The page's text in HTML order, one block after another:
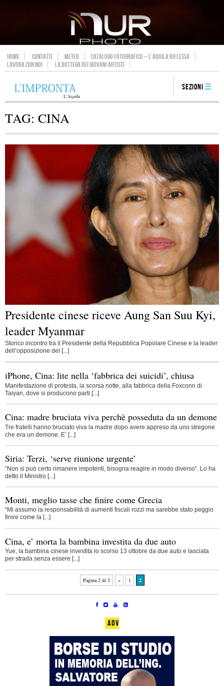
HOME CONTATTI METEO
CATALOGO FOTOGRAFICO – L’AQUILA RIFLESSA
LAVORA CON NOI
LA BOTTEGA DEI GIOVANI ARTISTI
Sezioni
TAG: CINA
Presidente cinese riceve Aung San Suu Kyi,
leader Myanmar
Storico incontro tra il Presidente della Repubblica Popolare Cinese e la leader
dell’opposizione del [...]
iPhone, Cina: lite nella ‘fabbrica dei suicidi’, chiusa
Manifestazione di protesta, la scorsa notte, alla fabbrica della Foxconn di
Taiyan, dove si producono parti [...]
Cina: madre bruciata viva perchè posseduta da un demone
Tre fratelli hanno bruciato viva la madre dopo avere appreso da uno stregone
che era un demone. E’ [...]
Siria: Terzi, ‘serve riunione urgente’
“Non si può certo rimanere impotenti, bisogna reagire in modo diverso”. Lo ha
detto il Ministro [...]
Monti, meglio tasse che finire come Grecia
“Mi assumo la responsabilità di aumenti fiscali rozzi ma sarebbe stato peggio
finire come la [...]
Cina, e’ morta la bambina investita da due auto
Yue, la bambina cinese investita lo scorso 13 ottobre da due auto e lasciata
per strada senza essere [...]
Pagina 2 di 2 « 1 2
ADV